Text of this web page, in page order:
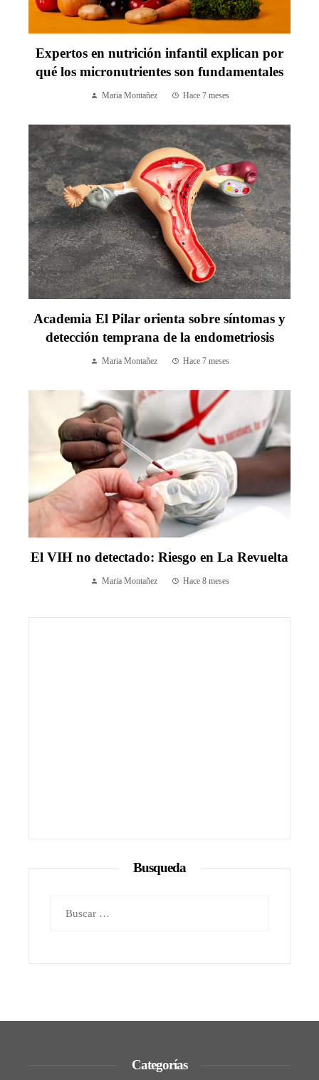
Expertos en nutrición infantil explican por
qué los micronutrientes son fundamentales
Maria Montañez Hace 7 meses
Academia El Pilar orienta sobre síntomas y
detección temprana de la endometriosis
Maria Montañez Hace 7 meses
El VIH no detectado: Riesgo en La Revuelta
Maria Montañez Hace 8 meses
Busqueda
Categorías